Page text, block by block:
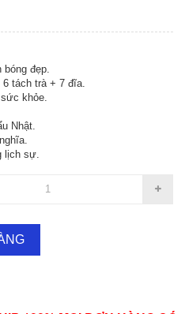
đẹp.
tách trà + 7 đĩa.
khỏe.
Nhật.
lịch sự.